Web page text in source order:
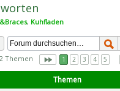
, Kuhfladen
Themen 1 2 3 4 5
Themen